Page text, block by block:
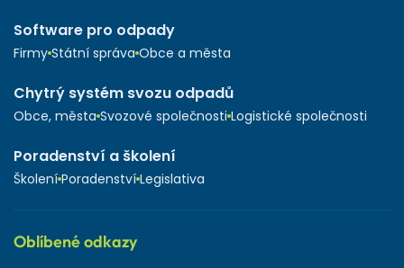
Software pro odpady
Firmy Státní správa Obce a města
Chytrý systém svozu odpadů
Obce, města Svozové společnosti Logistické společnosti
Poradenství a školení
Školení Poradenství Legislativa
Oblíbené odkazy